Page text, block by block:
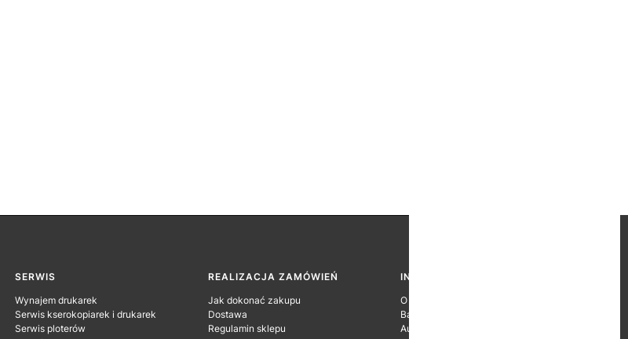
SERWIS
Wynajem drukarek
Serwis kserokopiarek i drukarek
Serwis ploterów
REALIZACJA ZAMÓWIEŃ
Jak dokonać zakupu
Dostawa
Regulamin sklepu
INFORMACJE O FIRMIE
O firmie
Baza wiedzy
Autoryzacje Producentów